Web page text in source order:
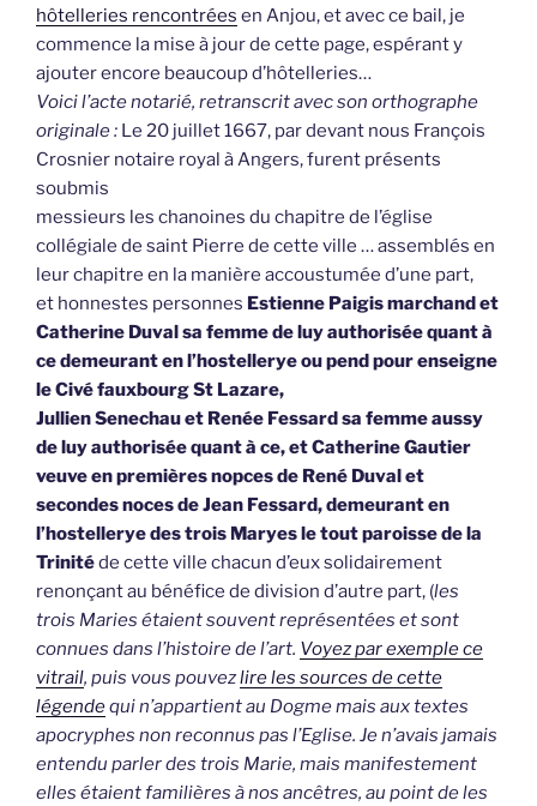
hôtelleries rencontrées en Anjou, et avec ce bail, je
commence la mise à jour de cette page, espérant y
ajouter encore beaucoup d’hôtelleries…
Voici l’acte notarié, retranscrit avec son orthographe
originale : Le 20 juillet 1667, par devant nous François
Crosnier notaire royal à Angers, furent présents
soubmis
messieurs les chanoines du chapitre de l’église
collégiale de saint Pierre de cette ville … assemblés en
leur chapitre en la manière accoustumée d’une part,
et honnestes personnes Estienne Paigis marchand et
Catherine Duval sa femme de luy authorisée quant à
ce demeurant en l’hostellerye ou pend pour enseigne
le Civé fauxbourg St Lazare,
Jullien Senechau et Renée Fessard sa femme aussy
de luy authorisée quant à ce, et Catherine Gautier
veuve en premières nopces de René Duval et
secondes noces de Jean Fessard, demeurant en
l’hostellerye des trois Maryes le tout paroisse de la
Trinitéde cette ville chacun d’eux solidairement
renonçant au bénéfice de division d’autre part, (les
trois Maries étaient souvent représentées et sont
connues dans l’histoire de l’art. Voyez par exemple ce
vitrail, puis vous pouvezlire les sources de cette
légendequi n’appartient au Dogme mais aux textes
apocryphes non reconnus pas l’Eglise. Je n’avais jamais
entendu parler des trois Marie, mais manifestement
elles étaient familières à nos ancêtres, au point de les